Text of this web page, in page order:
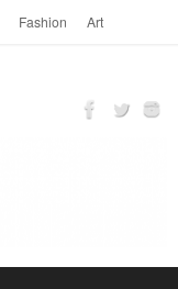
Fashion Art